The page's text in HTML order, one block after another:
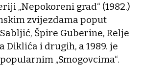
„Nepokoreni grad“ (1982.)
zvijezdama poput
Špire Guberine, Relje
Diklića i drugih, a 1989. je
„Smogovcima“.